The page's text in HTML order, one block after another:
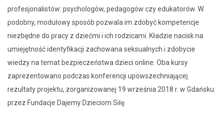
profesjonalistów: psychologów, pedagogów czy edukatorów. W
podobny, modułowy sposób pozwala im zdobyć kompetencje
niezbędne do pracy z dziećmi i ich rodzicami. Kładzie nacisk na
umiejętność identyfikacji zachowana seksualnych i zdobycie
wiedzy na temat bezpieczeństwa dzieci online. Oba kursy
zaprezentowano podczas konferencji upowszechniającej
rezultaty projektu, zorganizowanej 19 września 2018 r. w Gdańsku
przez Fundacje Dajemy Dzieciom Siłę.